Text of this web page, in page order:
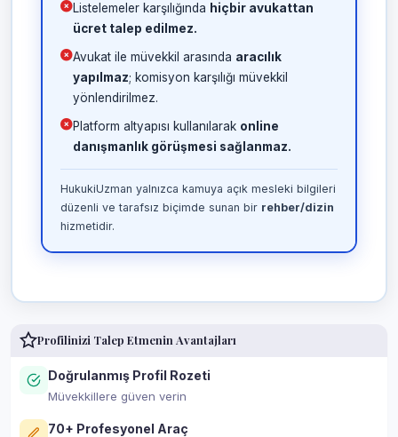
Listelemeler karşılığında hiçbir avukattan
ücret talep edilmez.
Avukat ile müvekkil arasında aracılık
yapılmaz; komisyon karşılığı müvekkil
yönlendirilmez.
Platform altyapısı kullanılarak online
danışmanlık görüşmesi sağlanmaz.
HukukiUzman yalnızca kamuya açık mesleki bilgileri
düzenli ve tarafsız biçimde sunan bir rehber/dizin
hizmetidir.
Profilinizi Talep Etmenin Avantajları
Doğrulanmış Profil Rozeti
Müvekkillere güven verin
70+ Profesyonel Araç